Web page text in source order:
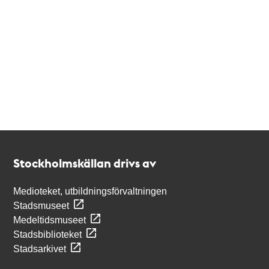
Stockholmskällan drivs av
Medioteket, utbildningsförvaltningen
Stadsmuseet
Medeltidsmuseet
Stadsbiblioteket
Stadsarkivet